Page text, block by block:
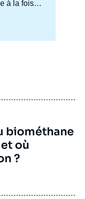
à la fois
de
dans
de
la Chine
biométhane
où
?